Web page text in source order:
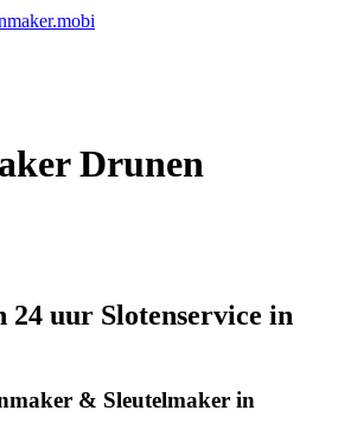
Drunen
24 uur Slotenservice in
& Sleutelmaker in